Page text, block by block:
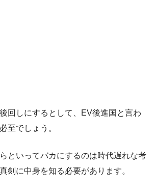
回しにするとして、EV後進国と言わ
至でしょう。
といってバカにするのは時代遅れな考
剣に中身を知る必要があります。